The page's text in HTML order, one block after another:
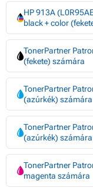
HP 913A
black + color
TonerPartner
(fekete) számára
TonerPartner
(azúrkék) számára
TonerPartner
(azúrkék) számára
TonerPartner
magenta számára